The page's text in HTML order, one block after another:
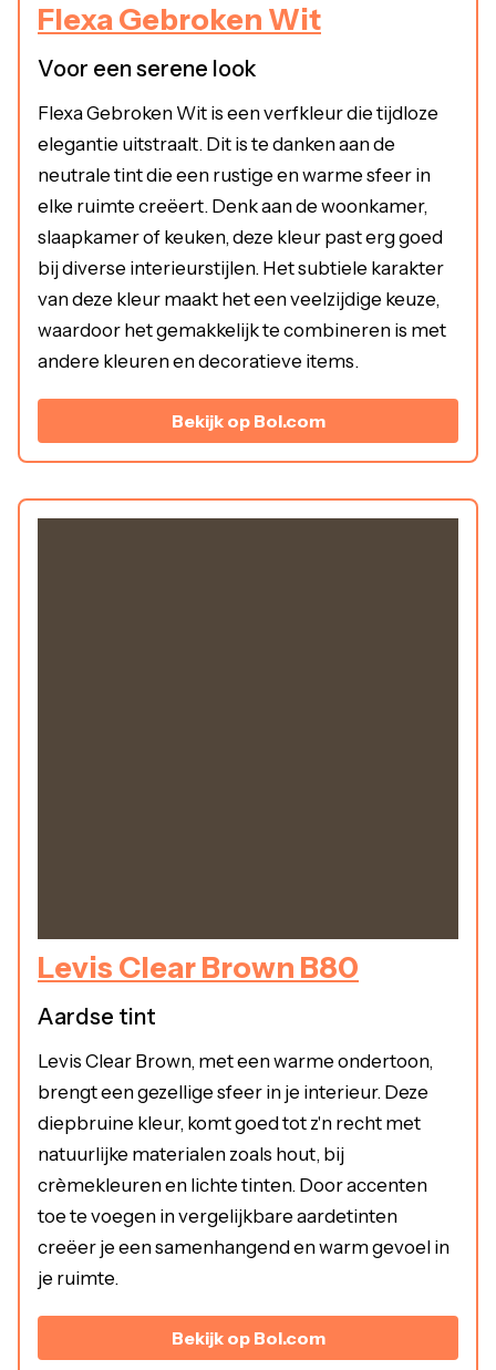
Flexa Gebroken Wit
Voor een serene look
Flexa Gebroken Wit is een verfkleur die tijdloze
elegantie uitstraalt. Dit is te danken aan de
neutrale tint die een rustige en warme sfeer in
elke ruimte creëert. Denk aan de woonkamer,
slaapkamer of keuken, deze kleur past erg goed
bij diverse interieurstijlen. Het subtiele karakter
van deze kleur maakt het een veelzijdige keuze,
waardoor het gemakkelijk te combineren is met
andere kleuren en decoratieve items.
Bekijk op Bol.com
Levis Clear Brown B80
Aardse tint
Levis Clear Brown, met een warme ondertoon,
brengt een gezellige sfeer in je interieur. Deze
diepbruine kleur, komt goed tot z'n recht met
natuurlijke materialen zoals hout, bij
crèmekleuren en lichte tinten. Door accenten
toe te voegen in vergelijkbare aardetinten
creëer je een samenhangend en warm gevoel in
je ruimte.
Bekijk op Bol.com